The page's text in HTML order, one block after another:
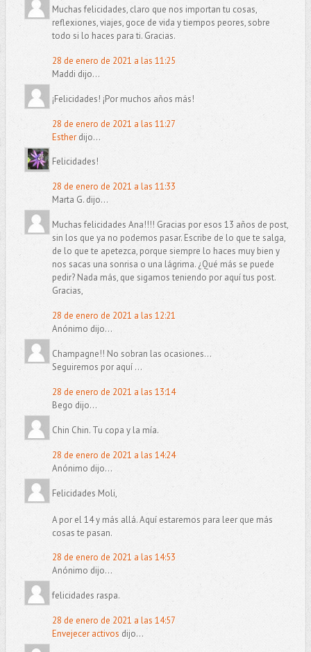
Muchas felicidades, claro que nos importan tu cosas,
reflexiones, viajes, goce de vida y tiempos peores, sobre
todo si lo haces para ti. Gracias.
28 de enero de 2021 a las 11:25
Maddi dijo...
¡Felicidades! ¡Por muchos años más!
28 de enero de 2021 a las 11:27
Estherdijo...
Felicidades!
28 de enero de 2021 a las 11:33
Marta G. dijo...
Muchas felicidades Ana!!!! Gracias por esos 13 años de post,
sin los que ya no podemos pasar. Escribe de lo que te salga,
de lo que te apetezca, porque siempre lo haces muy bien y
nos sacas una sonrisa o una lágrima. ¿Qué más se puede
pedir? Nada más, que sigamos teniendo por aquí tus post.
Gracias,
28 de enero de 2021 a las 12:21
Anónimo dijo...
Champagne!! No sobran las ocasiones...
Seguiremos por aquí ...
28 de enero de 2021 a las 13:14
Bego dijo...
Chin Chin. Tu copa y la mía.
28 de enero de 2021 a las 14:24
Anónimo dijo...
Felicidades Moli,
A por el 14 y más allá. Aquí estaremos para leer que más
cosas te pasan.
28 de enero de 2021 a las 14:53
Anónimo dijo...
felicidades raspa.
28 de enero de 2021 a las 14:57
Envejecer activos dijo...